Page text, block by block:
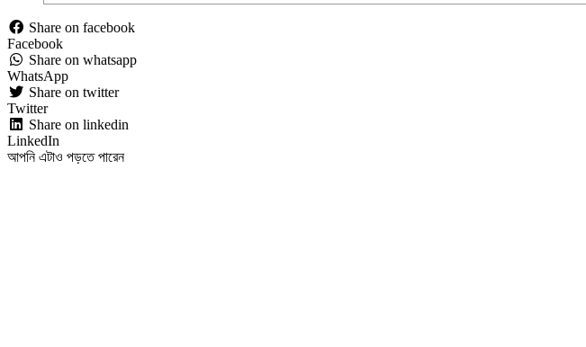
Share on facebook
Facebook
Share on whatsapp
WhatsApp
Share on twitter
Twitter
Share on linkedin
LinkedIn
আপনি এটাও পড়তে পারেন